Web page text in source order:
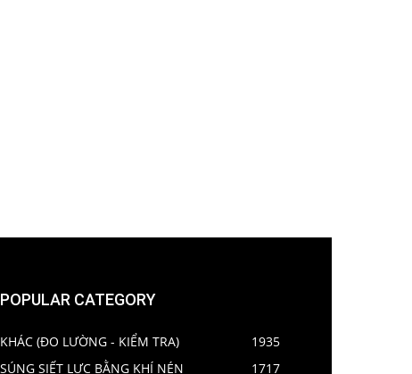
POPULAR CATEGORY
KHÁC (ĐO LƯỜNG - KIỂM TRA)
1935
SÚNG SIẾT LỰC BẰNG KHÍ NÉN
1717